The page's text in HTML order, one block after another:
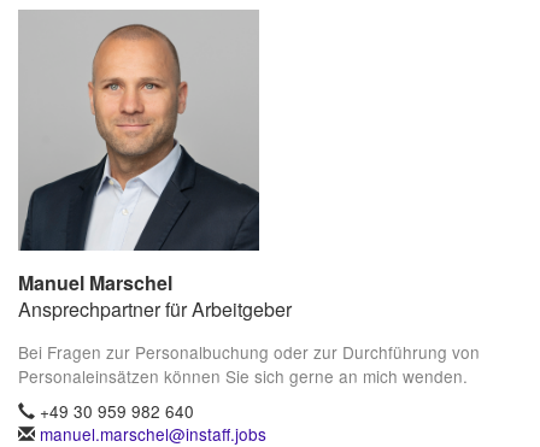
Manuel Marschel
Ansprechpartner für Arbeitgeber
Bei Fragen zur Personalbuchung oder zur Durchführung von
Personaleinsätzen können Sie sich gerne an mich wenden.
+49 30 959 982 640
manuel.marschel@instaff.jobs